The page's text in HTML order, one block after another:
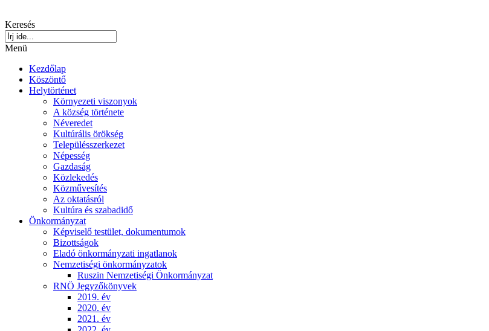
Keresés
Menü
Kezdőlap
Köszöntő
Helytörténet
Környezeti viszonyok
A község története
Néveredet
Kultúrális örökség
Településszerkezet
Népesség
Gazdaság
Közlekedés
Közművesítés
Az oktatásról
Kultúra és szabadidő
Önkormányzat
Képviselő testület, dokumentumok
Bizottságok
Eladó önkormányzati ingatlanok
Nemzetiségi önkormányzatok
Ruszin Nemzetiségi Önkormányzat
RNÖ Jegyzőkönyvek
2019. év
2020. év
2021. év